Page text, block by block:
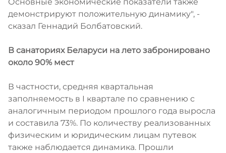
демонстрируют положительную динамику", -
сказал Геннадий Болбатовский.
В санаториях Беларуси на лето забронировано
около 90% мест
В частности, средняя квартальная
заполняемость в I квартале по сравнению с
аналогичным периодом прошлого года выросла
и составила 73%. По количеству реализованных
физическим и юридическим лицам путевок
также наблюдается динамика. Прошли